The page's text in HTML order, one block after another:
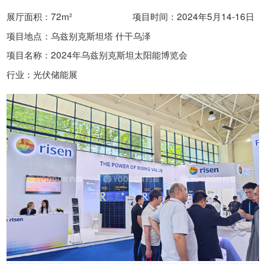
展厅面积：72m²
项目时间：2024年5月14-16日
项目地点：乌兹别克斯坦塔 什干乌泽
项目名称：2024年乌兹别克斯坦太阳能博览会
行业：光伏储能展